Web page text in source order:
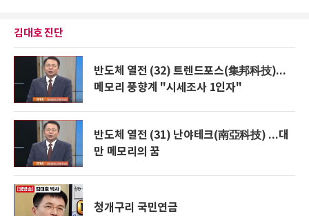
김대호 진단
반도체 열전 (32) 트렌드포스(集邦科技)...
메모리 풍향계 "시세조사 1인자"
반도체 열전 (31) 난야테크(南亞科技) ...대
만 메모리의 꿈
청개구리 국민연금